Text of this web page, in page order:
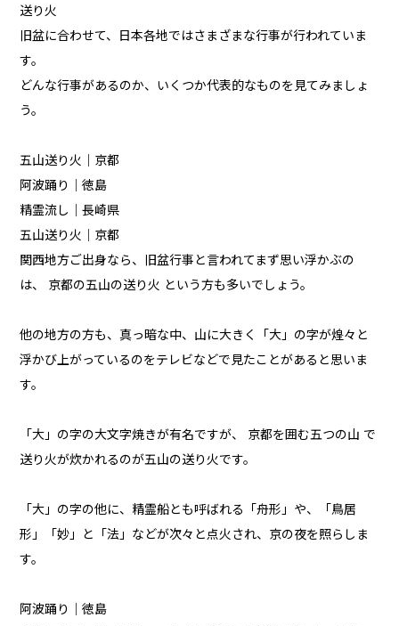
送り火
旧盆に合わせて、日本各地ではさまざまな行事が行われていま
す。
どんな行事があるのか、いくつか代表的なものを見てみましょ
う。
五山送り火｜京都
阿波踊り｜徳島
精霊流し｜長崎県
五山送り火｜京都
関西地方ご出身なら、旧盆行事と言われてまず思い浮かぶの
は、 京都の五山の送り火 という方も多いでしょう。
他の地方の方も、真っ暗な中、山に大きく「大」の字が煌々と
浮かび上がっているのをテレビなどで見たことがあると思いま
す。
「大」の字の大文字焼きが有名ですが、 京都を囲む五つの山 で
送り火が炊かれるのが五山の送り火です。
「大」の字の他に、精霊船とも呼ばれる「舟形」や、「鳥居
形」「妙」と「法」などが次々と点火され、京の夜を照らしま
す。
阿波踊り｜徳島